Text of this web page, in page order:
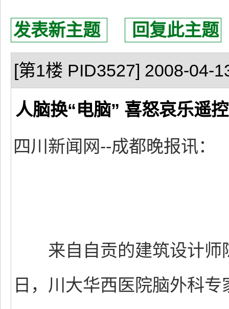
发表新主题 回复此主题
[第1楼 PID3527] 2008-04-
人脑换“电脑” 喜怒哀乐遥
四川新闻网--成都晚报讯
来自自贡的建筑设计师
日，川大华西医院脑外科